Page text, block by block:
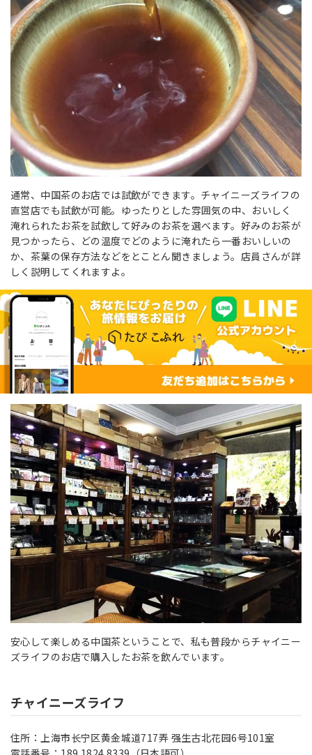
通常、中国茶のお店では試飲ができます。チャイニーズライフの
直営店でも試飲が可能。ゆったりとした雰囲気の中、おいしく
淹れられたお茶を試飲して好みのお茶を選べます。好みのお茶が
見つかったら、どの温度でどのように淹れたら一番おいしいの
か、茶葉の保存方法などをとことん聞きましょう。店員さんが詳
しく説明してくれますよ。
安心して楽しめる中国茶ということで、私も普段からチャイニー
ズライフのお店で購入したお茶を飲んでいます。
チャイニーズライフ
住所：上海市长宁区黄金城道717弄 强生古北花园6号101室